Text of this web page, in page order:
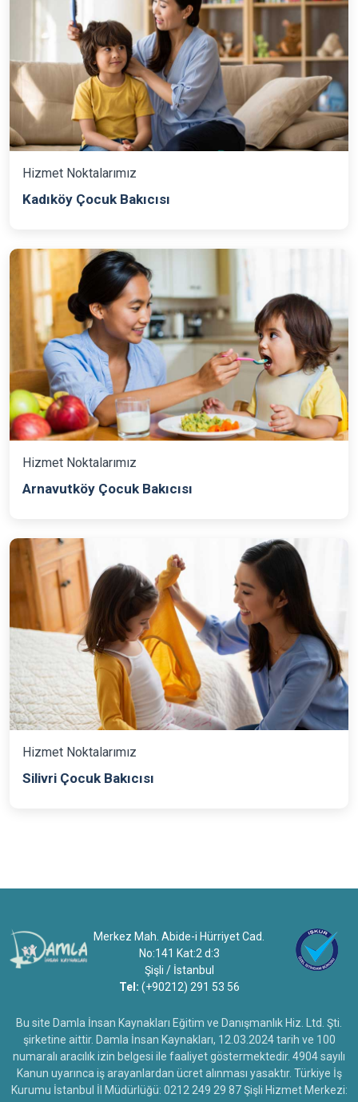
Hizmet Noktalarımız
Kadıköy Çocuk Bakıcısı
Hizmet Noktalarımız
Arnavutköy Çocuk Bakıcısı
Hizmet Noktalarımız
Silivri Çocuk Bakıcısı
Merkez Mah. Abide-i Hürriyet Cad.
No:141 Kat:2 d:3
Şişli / İstanbul
Tel: (+90212) 291 53 56
Bu site Damla İnsan Kaynakları Eğitim ve Danışmanlık Hiz. Ltd. Şti.
şirketine aittir. Damla İnsan Kaynakları, 12.03.2024 tarih ve 100
numaralı aracılık izin belgesi ile faaliyet göstermektedir. 4904 sayılı
Kanun uyarınca iş arayanlardan ücret alınması yasaktır. Türkiye İş
Kurumu İstanbul İl Müdürlüğü: 0212 249 29 87 Şişli Hizmet Merkezi: